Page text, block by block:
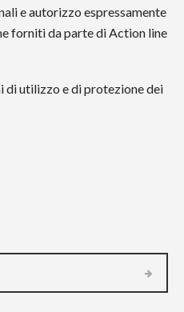
e autorizzo espressamente
forniti da parte di Action line
di utilizzo e di protezione dei